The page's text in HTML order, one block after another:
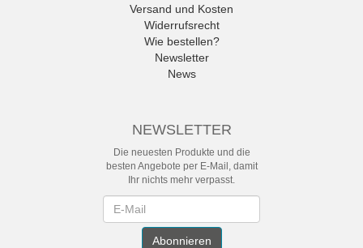
Versand und Kosten
Widerrufsrecht
Wie bestellen?
Newsletter
News
NEWSLETTER
Die neuesten Produkte und die
besten Angebote per E-Mail, damit
Ihr nichts mehr verpasst.
Abonnieren